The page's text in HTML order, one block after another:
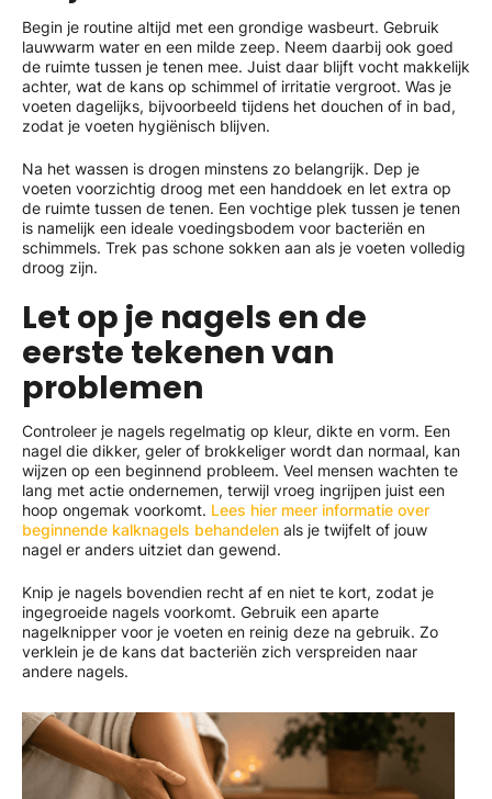
Begin je routine altijd met een grondige wasbeurt. Gebruik
lauwwarm water en een milde zeep. Neem daarbij ook goed
de ruimte tussen je tenen mee. Juist daar blijft vocht makkelijk
achter, wat de kans op schimmel of irritatie vergroot. Was je
voeten dagelijks, bijvoorbeeld tijdens het douchen of in bad,
zodat je voeten hygiënisch blijven.
Na het wassen is drogen minstens zo belangrijk. Dep je
voeten voorzichtig droog met een handdoek en let extra op
de ruimte tussen de tenen. Een vochtige plek tussen je tenen
is namelijk een ideale voedingsbodem voor bacteriën en
schimmels. Trek pas schone sokken aan als je voeten volledig
droog zijn.
Let op je nagels en de
eerste tekenen van
problemen
Controleer je nagels regelmatig op kleur, dikte en vorm. Een
nagel die dikker, geler of brokkeliger wordt dan normaal, kan
wijzen op een beginnend probleem. Veel mensen wachten te
lang met actie ondernemen, terwijl vroeg ingrijpen juist een
hoop ongemak voorkomt. Lees hier meer informatie over
beginnende kalknagels behandelen als je twijfelt of jouw
nagel er anders uitziet dan gewend.
Knip je nagels bovendien recht af en niet te kort, zodat je
ingegroeide nagels voorkomt. Gebruik een aparte
nagelknipper voor je voeten en reinig deze na gebruik. Zo
verklein je de kans dat bacteriën zich verspreiden naar
andere nagels.